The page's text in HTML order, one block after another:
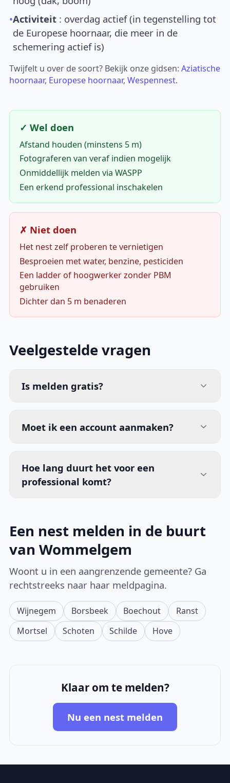
•Activiteit : overdag actief (in tegenstelling tot
de Europese hoornaar, die meer in de
schemering actief is)
Twijfelt u over de soort? Bekijk onze gidsen:Aziatische
hoornaar, Europese hoornaar,Wespennest.
✓ Wel doen
Afstand houden (minstens 5 m)
Fotograferen van veraf indien mogelijk
Onmiddellijk melden via WASPP
Een erkend professional inschakelen
✗ Niet doen
Het nest zelf proberen te vernietigen
Besproeien met water, benzine, pesticiden
Een ladder of hoogwerker zonder PBM
gebruiken
Dichter dan 5 m benaderen
Veelgestelde vragen
Is melden gratis?
Moet ik een account aanmaken?
Hoe lang duurt het voor een
professional komt?
Een nest melden in de buurt
van Wommelgem
Woont u in een aangrenzende gemeente? Ga
rechtstreeks naar haar meldpagina.
Wijnegem Borsbeek Boechout
Ranst
Mortsel
Schoten Schilde Hove
Klaar om te melden?
Nu een nest melden